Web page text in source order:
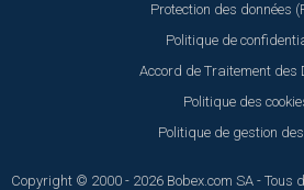
Protection des données
Politique de
Accord de Traitement des
Politique des
Politique de gestion
Copyright © 2000 - 2026 Bobex.com SA - Tous